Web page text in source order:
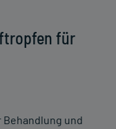
für
Behandlung und